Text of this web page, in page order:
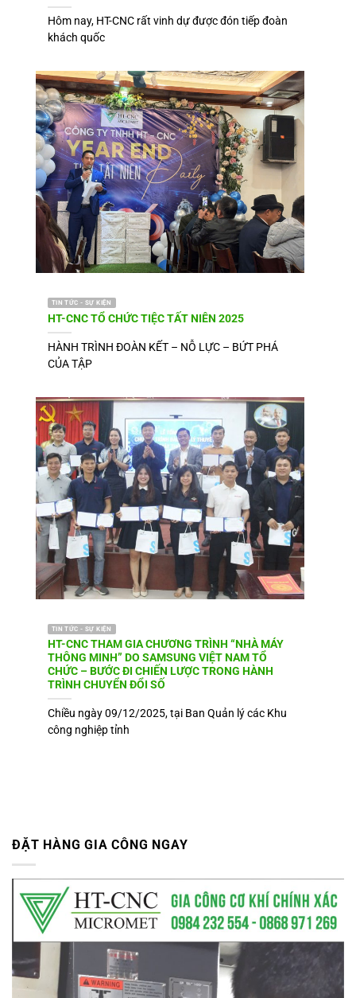
Hôm nay, HT-CNC rất vinh dự được đón tiếp đoàn
khách quốc
TIN TỨC - SỰ KIỆN
HT-CNC TỔ CHỨC TIỆC TẤT NIÊN 2025
HÀNH TRÌNH ĐOÀN KẾT – NỖ LỰC – BỨT PHÁ
CỦA TẬP
TIN TỨC - SỰ KIỆN
HT-CNC THAM GIA CHƯƠNG TRÌNH “NHÀ MÁY
THÔNG MINH” DO SAMSUNG VIỆT NAM TỔ
CHỨC – BƯỚC ĐI CHIẾN LƯỢC TRONG HÀNH
TRÌNH CHUYỂN ĐỔI SỐ
Chiều ngày 09/12/2025, tại Ban Quản lý các Khu
công nghiệp tỉnh
ĐẶT HÀNG GIA CÔNG NGAY